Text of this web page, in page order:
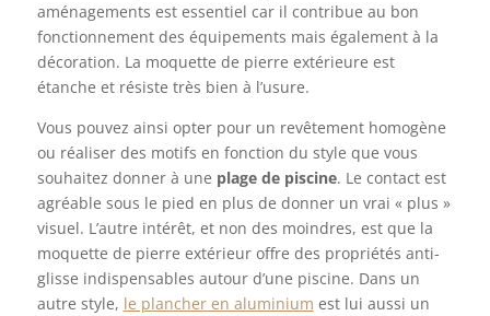
aménagements est essentiel car il contribue au bon
fonctionnement des équipements mais également à la
décoration. La moquette de pierre extérieure est
étanche et résiste très bien à l’usure.
Vous pouvez ainsi opter pour un revêtement homogène
ou réaliser des motifs en fonction du style que vous
souhaitez donner à une plage de piscine. Le contact est
agréable sous le pied en plus de donner un vrai « plus »
visuel. L’autre intérêt, et non des moindres, est que la
moquette de pierre extérieur offre des propriétés anti-
glisse indispensables autour d’une piscine. Dans un
autre style, le plancher en aluminium est lui aussi un